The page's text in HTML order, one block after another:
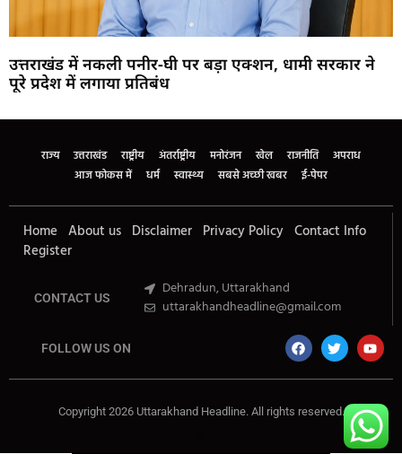
उत्तराखंड में नकली पनीर-घी पर बड़ा एक्शन, धामी सरकार ने
पूरे प्रदेश में लगाया प्रतिबंध
राज्य उत्तराखंड राष्ट्रीय अंतर्राष्ट्रीय मनोरंजन खेल राजनीति
अपराध
आज फोकस में
धर्म स्वास्थ्य सबसे अच्छी खबर ई-पेपर
Home About us Disclaimer Privacy Policy Contact Info
Register
CONTACT US
Dehradun, Uttarakhand
uttarakhandheadline@gmail.com
FOLLOW US ON
Copyright 2026 Uttarakhand Headline. All rights reserved.